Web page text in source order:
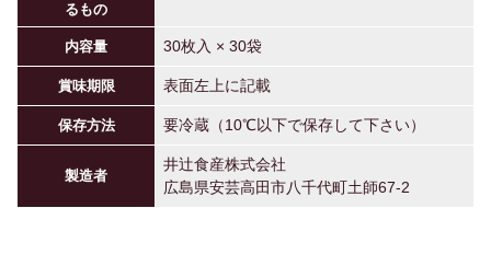
るもの
内容量 30枚入 × 30袋
賞味期限 表面左上に記載
保存方法 要冷蔵（10℃以下で保存して下さい）
製造者
井辻食産株式会社
広島県安芸高田市八千代町土師67-2